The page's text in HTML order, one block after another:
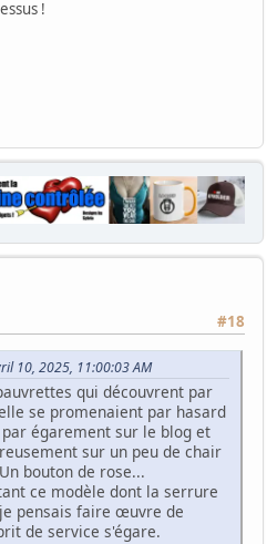
!
#18
10, 2025, 11:00:03 AM
qui découvrent par
se promenaient par hasard
égarement sur le blog et
sur un peu de chair
bouton de rose...
ce modèle dont la serrure
pensais faire œuvre de
de service s'égare.